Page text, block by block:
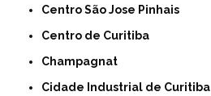
Centro São Jose Pinhais
Centro de Curitiba
Champagnat
Cidade Industrial de Curitiba